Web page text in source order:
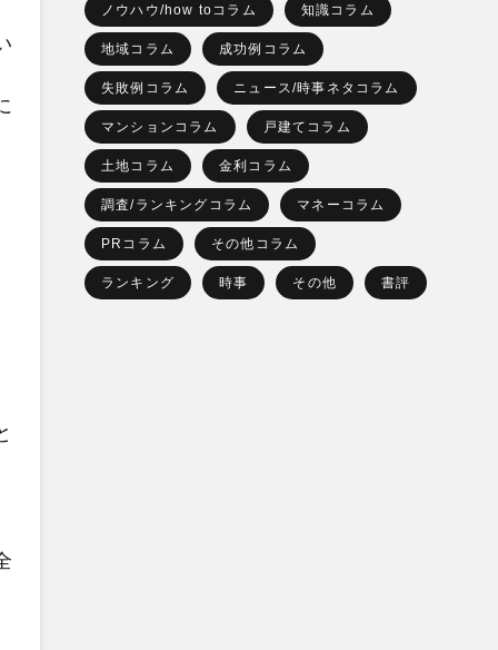
ノウハウ/how toコラム 知識コラム
地域コラム 成功例コラム
失敗例コラム ニュース/時事ネタコラム
マンションコラム 戸建てコラム
土地コラム 金利コラム
調査/ランキングコラム マネーコラム
PRコラム その他コラム
ランキング 時事 その他 書評